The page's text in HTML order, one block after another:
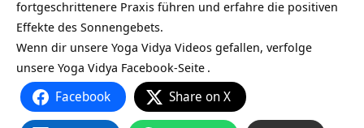
fortgeschrittenere Praxis führen und erfahre die positiven
Effekte des Sonnengebets.
Wenn dir unsere Yoga Vidya Videos gefallen, verfolge
unsere Yoga Vidya Facebook-Seite .
Facebook Share on X